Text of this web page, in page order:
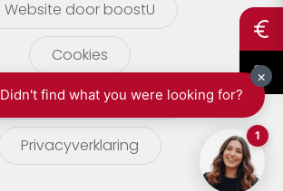
Website door boostU
Cookies
gebruikersvoorwaarden
Privacyverklaring